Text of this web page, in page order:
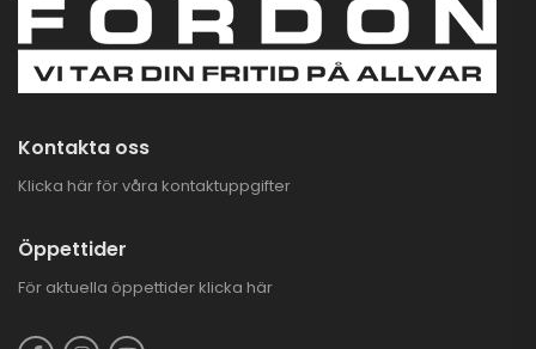
Kontakta oss
Klicka här för våra kontaktuppgifter
Öppettider
För aktuella öppettider klicka här